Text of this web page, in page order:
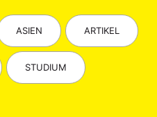
ASIEN ARTIKEL
STUDIUM